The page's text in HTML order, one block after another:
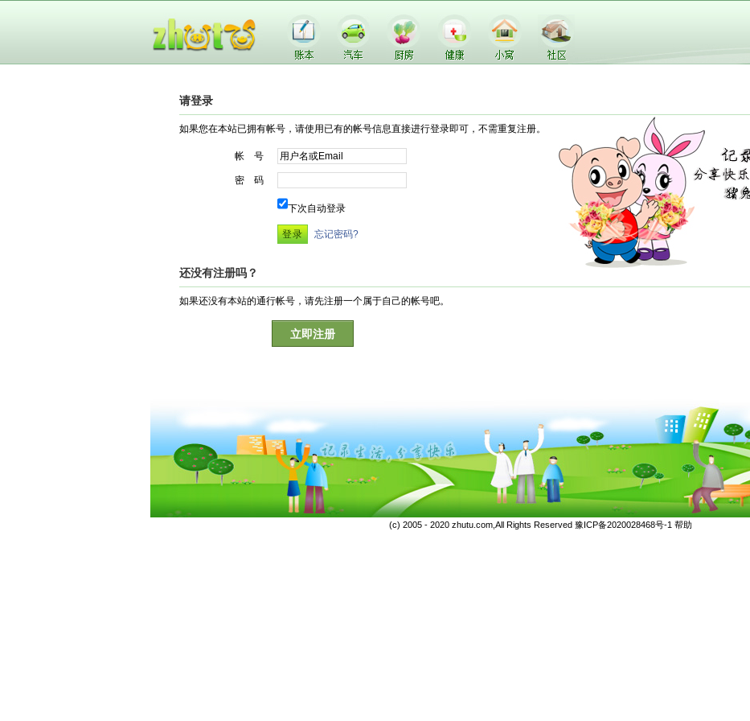
请登录
如果您在本站已拥有帐号，请使用已有的帐号信息直接进行登录即可，不需重复注册。
帐 号
密 码
下次自动登录
忘记密码?
还没有注册吗？
如果还没有本站的通行帐号，请先注册一个属于自己的帐号吧。
立即注册
(c) 2005 - 2020 zhutu.com,All Rights Reserved 豫ICP备2020028468号-1 帮助